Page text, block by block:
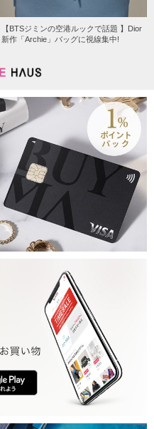
【BTSジミンの空港ルックで話題 】Dior
新作「Archie」バッグに視線集中!